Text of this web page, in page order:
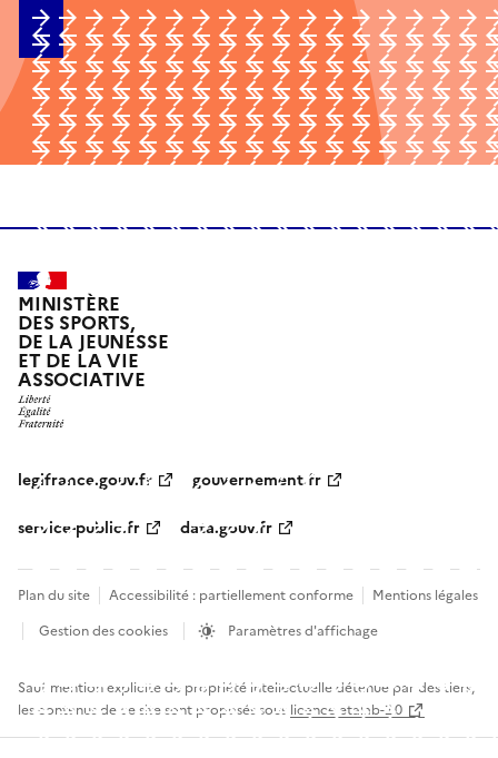
MINISTÈRE
DES SPORTS,
DE LA JEUNESSE
ET DE LA VIE
ASSOCIATIVE
legifrance.gouv.fr gouvernement.fr
service-public.fr data.gouv.fr
Plan du site Accessibilité : partiellement conforme
Mentions légales
Gestion des cookies
Paramètres d'affichage
Sauf mention explicite de propriété intellectuelle détenue par des tiers,
les contenus de ce site sont proposés sous licence etalab-2.0